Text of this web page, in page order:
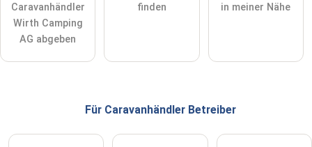
Besucher sichtbar
Klicken Sie hier um eine
Caravanhändler-Eintrag zu stellen
Caravanhändler
Wirth Camping
AG abgeben
finden
in meiner Nähe
Für Caravanhändler Betreiber